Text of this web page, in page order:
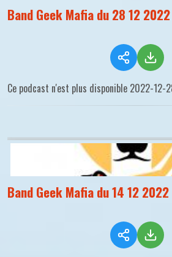
Band Geek Mafia du 28 12 2022
Ce podcast n'est plus disponible 2022-12-
Band Geek Mafia du 14 12 2022